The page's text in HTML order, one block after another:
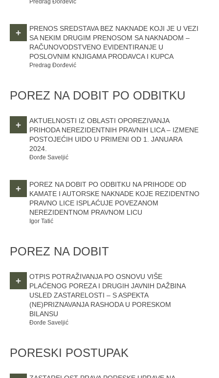
Predrag Đorđević
+
PRENOS SREDSTAVA BEZ NAKNADE KOJI JE U VEZI
SA NEKIM DRUGIM PRENOSOM SA NAKNADOM –
RAČUNOVODSTVENO EVIDENTIRANJE U
POSLOVNIM KNJIGAMA PRODAVCA I KUPCA
Predrag Đorđević
POREZ NA DOBIT PO ODBITKU
+
AKTUELNOSTI IZ OBLASTI OPOREZIVANJA
PRIHODA NEREZIDENTNIH PRAVNIH LICA – IZMENE
POSTOJEĆIH UIDO U PRIMENI OD 1. JANUARA
2024.
Đorđe Saveljić
+
POREZ NA DOBIT PO ODBITKU NA PRIHODE OD
KAMATE I AUTORSKE NAKNADE KOJE REZIDENTNO
PRAVNO LICE ISPLAĆUJE POVEZANOM
NEREZIDENTNOM PRAVNOM LICU
Igor Tatić
POREZ NA DOBIT
+
OTPIS POTRAŽIVANJA PO OSNOVU VIŠE
PLAĆENOG POREZA I DRUGIH JAVNIH DAŽBINA
USLED ZASTARELOSTI – S ASPEKTA
(NE)PRIZNAVANJA RASHODA U PORESKOM
BILANSU
Đorđe Saveljić
PORESKI POSTUPAK